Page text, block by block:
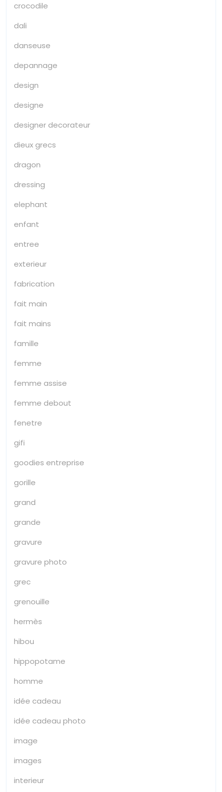
crocodile
dali
danseuse
depannage
design
designe
designer decorateur
dieux grecs
dragon
dressing
elephant
enfant
entree
exterieur
fabrication
fait main
fait mains
famille
femme
femme assise
femme debout
fenetre
gifi
goodies entreprise
gorille
grand
grande
gravure
gravure photo
grec
grenouille
hermès
hibou
hippopotame
homme
idée cadeau
idée cadeau photo
image
images
interieur